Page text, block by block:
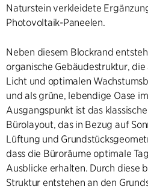
Naturstein verkleidete
Photovoltaik-Paneelen.
Neben diesem Blockrand
organische Gebäudestruktur,
Licht und optimalen
und als grüne, lebendige Oase
Ausgangspunkt ist das
Bürolayout, das in Bezug auf
Lüftung und
dass die Büroräume optimale
Ausblicke erhalten. Durch diese
Struktur entstehen an den